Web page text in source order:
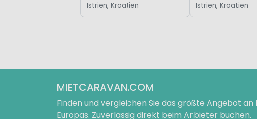
Istrien, Kroatien Istrien, Kroatien
MIETCARAVAN.COM
Finden und vergleichen Sie das größte Angebot
Europas. Zuverlässig direkt beim Anbieter buchen.